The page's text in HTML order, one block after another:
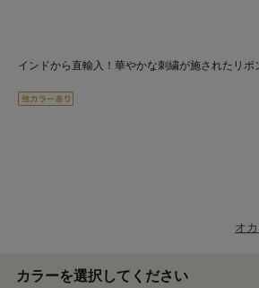
インドから直輸入！華やかな刺繍が施されたリボ
オ
カラーを選択してください